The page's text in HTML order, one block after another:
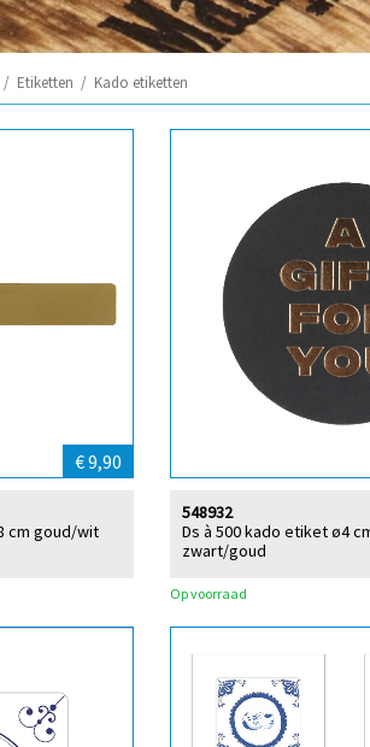
/ Etiketten / Kado etiketten
€ 9,90
cm goud/wit
Ds à 500 kado etiket ø4
zwart/goud
548932
Op voorraad